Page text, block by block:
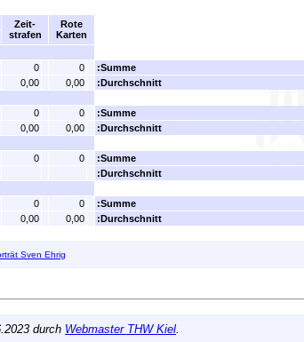
Zeit-
strafen
Rote
Karten
0 0
:Summe
0,00 0,00
:Durchschnitt
0 0
:Summe
0,00 0,00
:Durchschnitt
0 0
:Summe
:Durchschnitt
0 0
:Summe
0,00 0,00 :Durchschnitt
Sven Ehrig
durch Webmaster THW Kiel.